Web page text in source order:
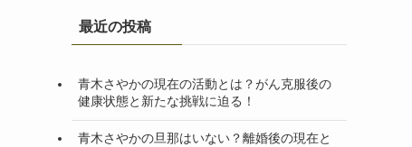
最近の投稿
青木さやかの現在の活動とは？がん克服後の
健康状態と新たな挑戦に迫る！
青木さやかの旦那はいない？離婚後の現在と